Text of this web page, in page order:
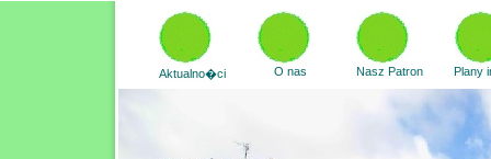
Aktualno�ci O nas Nasz Patron Plany